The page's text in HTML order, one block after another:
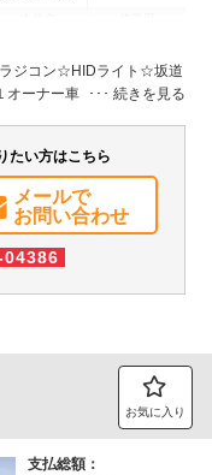
アバッグ
集中ドアロック
ジコン☆HIDライト☆坂道
ーナー車！！☆極東製
たい方はこちら
メールで
お問い合わせ
04386
お気に入り
支払総額：